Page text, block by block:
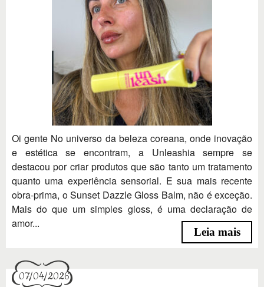
Oi gente No universo da beleza coreana, onde inovação
e estética se encontram, a Unleashia sempre se
destacou por criar produtos que são tanto um tratamento
quanto uma experiência sensorial. E sua mais recente
obra-prima, o Sunset Dazzle Gloss Balm, não é exceção.
Mais do que um simples gloss, é uma declaração de
amor...
Leia mais
07/04/2026